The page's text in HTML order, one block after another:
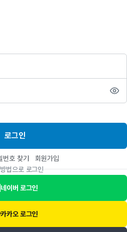
로그인
번호 찾기
회원가입
법으로 로그인
네이버 로그인
카카오 로그인